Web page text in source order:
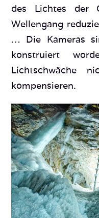
des Lichtes der
Wellengang
… Die Kameras
konstruiert
Lichtschwäche
kompensieren.